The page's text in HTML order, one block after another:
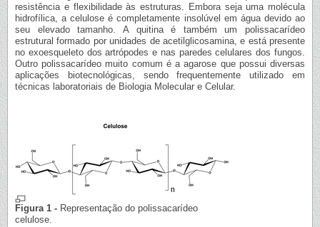
resistência e flexibilidade às estruturas. Embora seja uma molécula
hidrofílica, a celulose é completamente insolúvel em água devido ao
seu elevado tamanho. A quitina é também um polissacarídeo
estrutural formado por unidades de acetilglicosamina, e está presente
no exoesqueleto dos artrópodes e nas paredes celulares dos fungos.
Outro polissacarídeo muito comum é a agarose que possui diversas
aplicações biotecnológicas, sendo frequentemente utilizado em
técnicas laboratoriais de Biologia Molecular e Celular.
Figura 1 - Representação do polissacarídeo
celulose.